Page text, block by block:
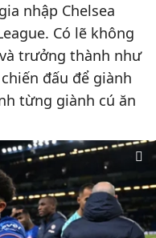
nhập Chelsea
Có lẽ không
trưởng thành như
đấu để giành
từng giành cú ăn